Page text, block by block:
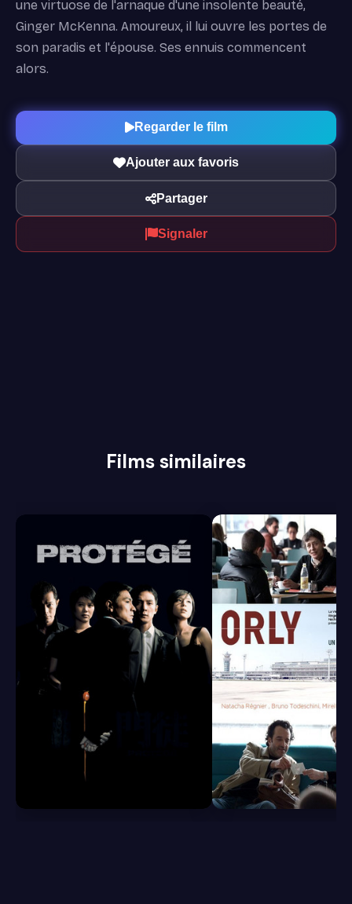
une virtuose de l'arnaque d'une insolente beauté,
Ginger McKenna. Amoureux, il lui ouvre les portes de
son paradis et l'épouse. Ses ennuis commencent
alors.
Regarder le film
Ajouter aux favoris
Partager
Signaler
Films similaires
6.5